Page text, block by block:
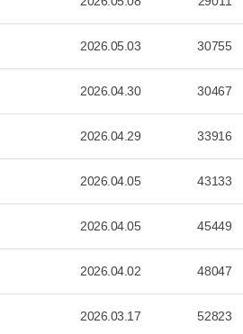
2026.05.03 30755
2026.04.30 30467
2026.04.29 33916
2026.04.05 43133
2026.04.05 45449
2026.04.02 48047
2026.03.17 52823